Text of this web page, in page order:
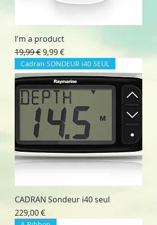
I'm a product
Prix original
19,99 €Prix promotionnel
9,99 €
Cadran SONDEUR i40 SEUL
CADRAN Sondeur i40 seul
Prix
229,00 €